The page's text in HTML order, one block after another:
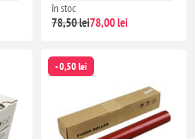
în stoc
78,50 lei78,00 lei
- 0,50 lei